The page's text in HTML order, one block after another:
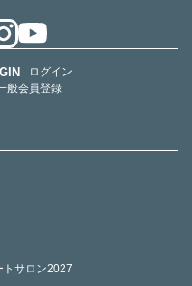
ログイン
般会員登録
トサロン2027